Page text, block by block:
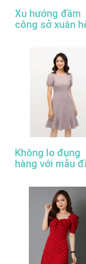
Xu hướng đầm
công sở xuân
Không lo đụng
hàng với mẫu
thanh lịch